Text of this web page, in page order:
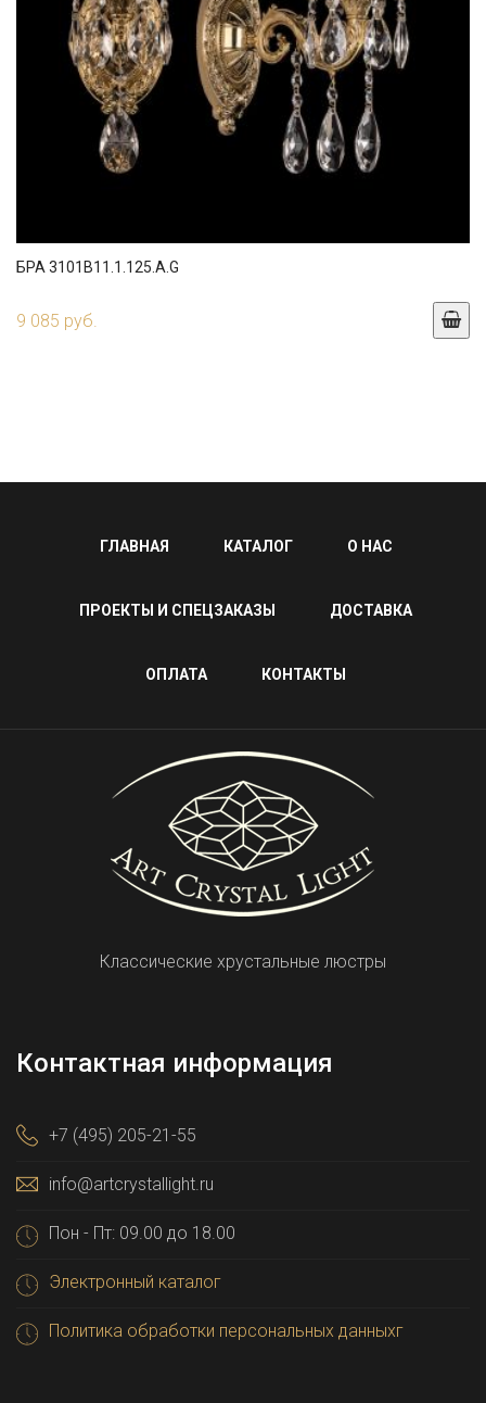
БРА 3101B11.1.125.A.G
9 085 руб.
ГЛАВНАЯ КАТАЛОГ О НАС
ПРОЕКТЫ И СПЕЦЗАКАЗЫ ДОСТАВКА
ОПЛАТА КОНТАКТЫ
Классические хрустальные люстры
Контактная информация
+7 (495) 205-21-55
info@artcrystallight.ru
Пон - Пт: 09.00 до 18.00
Электронный каталог
Политика обработки персональных данныхг